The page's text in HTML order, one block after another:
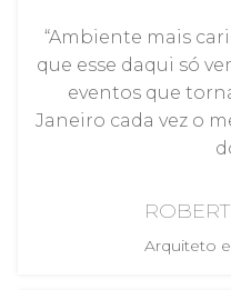
“Ambiente mais
que esse daqui só
eventos que
Janeiro cada vez o
Arquiteto